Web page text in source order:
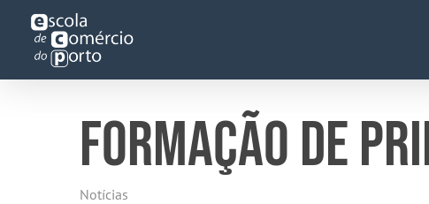
content
FORMAÇÃO DE
Notícias